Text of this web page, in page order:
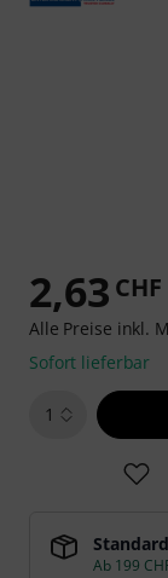
2,63 CHF
Alle Preise inkl.
Sofort lieferbar
1
Ab 199